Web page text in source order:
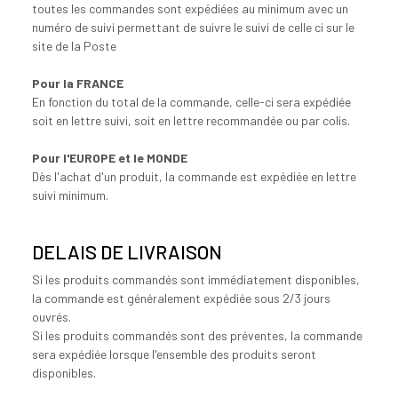
toutes les commandes sont expédiées au minimum avec un
numéro de suivi permettant de suivre le suivi de celle ci sur le
site de la Poste
Pour la FRANCE
En fonction du total de la commande, celle-ci sera expédiée
soit en lettre suivi, soit en lettre recommandée ou par colis.
Pour l'EUROPE et le MONDE
Dès l'achat d'un produit, la commande est expédiée en lettre
suivi minimum.
DELAIS DE LIVRAISON
Si les produits commandés sont immédiatement disponibles,
la commande est généralement expédiée sous 2/3 jours
ouvrés.
Si les produits commandés sont des préventes, la commande
sera expédiée lorsque l'ensemble des produits seront
disponibles.